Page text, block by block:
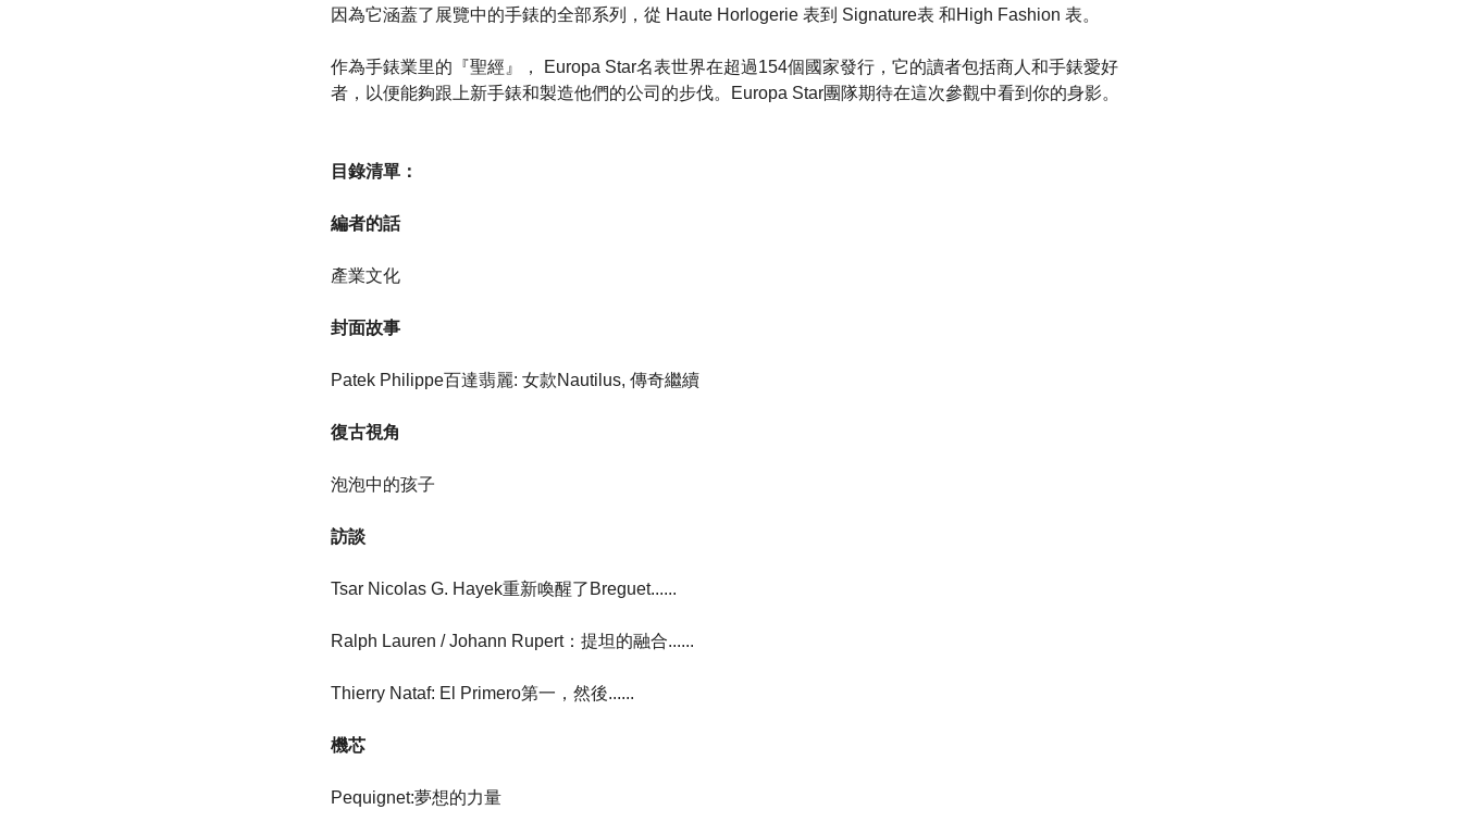
因為它涵蓋了展覽中的手錶的全部系列，從 Haute Horlogerie 表到 Signature表 和High Fashion 表。
作為手錶業里的『聖經』， Europa Star名表世界在超過154個國家發行，它的讀者包括商人和手錶愛好
者，以便能夠跟上新手錶和製造他們的公司的步伐。Europa Star團隊期待在這次參觀中看到你的身影。
目錄清單：
編者的話
產業文化
封面故事
Patek Philippe百達翡麗: 女款Nautilus, 傳奇繼續
復古視角
泡泡中的孩子
訪談
Tsar Nicolas G. Hayek重新喚醒了Breguet......
Ralph Lauren / Johann Rupert：提坦的融合......
Thierry Nataf: El Primero第一，然後......
機芯
Pequignet:夢想的力量